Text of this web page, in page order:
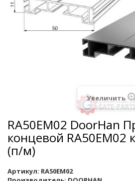
Увеличить
RA50EM02 DoorHan
концевой RA50EM02
(п/м)
Артикул: RA50EM02